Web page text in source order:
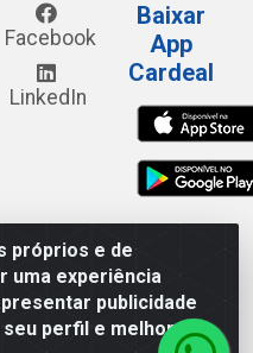
próprios e de
uma experiência
publicidade
perfil e melhorar a
Facebook
LinkedIn
Baixar
App
Cardeal
Alto do Moura, 582 - Alto
55.040-120 - CNPJ
62